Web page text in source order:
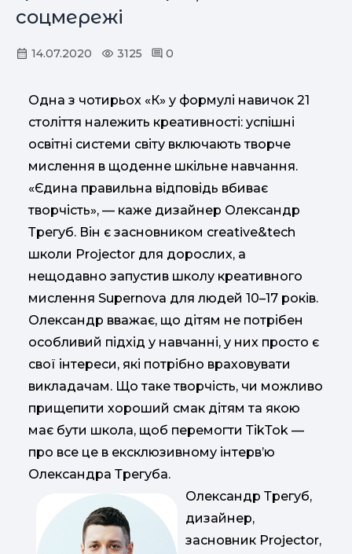
соцмережі
14.07.2020 3125 0
Одна з чотирьох «К» у формулі навичок 21
століття належить креативності: успішні
освітні системи світу включають творче
мислення в щоденне шкільне навчання.
«Єдина правильна відповідь вбиває
творчість», — каже дизайнер Олександр
Трегуб. Він є засновником creative&tech
школи Projector для дорослих, а
нещодавно запустив школу креативного
мислення Supernova для людей 10–17 років.
Олександр вважає, що дітям не потрібен
особливий підхід у навчанні, у них просто є
свої інтереси, які потрібно враховувати
викладачам. Що таке творчість, чи можливо
прищепити хороший смак дітям та якою
має бути школа, щоб перемогти ТіkТоk —
про все це в ексклюзивному інтерв’ю
Олександра Трегуба.
Олександр Трегуб,
дизайнер,
засновник Projector,